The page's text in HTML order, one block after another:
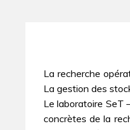
La recherche
La gestion des
Le laboratoire SeT
concrètes de la